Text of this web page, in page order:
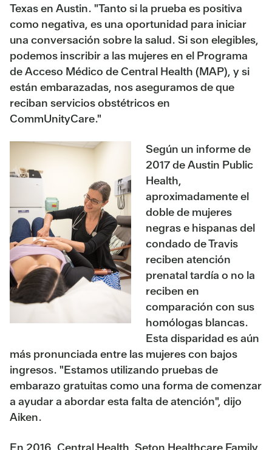
Texas en Austin. "Tanto si la prueba es positiva
como negativa, es una oportunidad para iniciar
una conversación sobre la salud. Si son elegibles,
podemos inscribir a las mujeres en el Programa
de Acceso Médico de Central Health (MAP), y si
están embarazadas, nos aseguramos de que
reciban servicios obstétricos en
CommUnityCare."
Según un informe de
2017 de Austin Public
Health,
aproximadamente el
doble de mujeres
negras e hispanas del
condado de Travis
reciben atención
prenatal tardía o no la
reciben en
comparación con sus
homólogas blancas.
Esta disparidad es aún
más pronunciada entre las mujeres con bajos
ingresos. "Estamos utilizando pruebas de
embarazo gratuitas como una forma de comenzar
a ayudar a abordar esta falta de atención", dijo
Aiken.
En 2016, Central Health, Seton Healthcare Family,